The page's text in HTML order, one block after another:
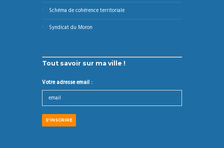
Schéma de cohérence territoriale
Syndicat du Moron
Tout savoir sur ma ville !
Votre adresse email :